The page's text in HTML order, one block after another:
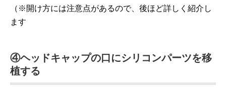
（※開け方には注意点があるので、後ほど詳しく紹介し
ます
④ヘッドキャップの口にシリコンパーツを移
植する